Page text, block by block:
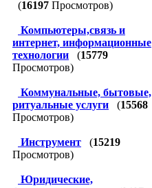
(16197 Просмотров)
Компьютеры,связь и
интернет, информационные
технологии
(15779
Просмотров)
Коммунальные, бытовые,
ритуальные услуги
(15568
Просмотров)
Инструмент (15219
Просмотров)
Юридические,